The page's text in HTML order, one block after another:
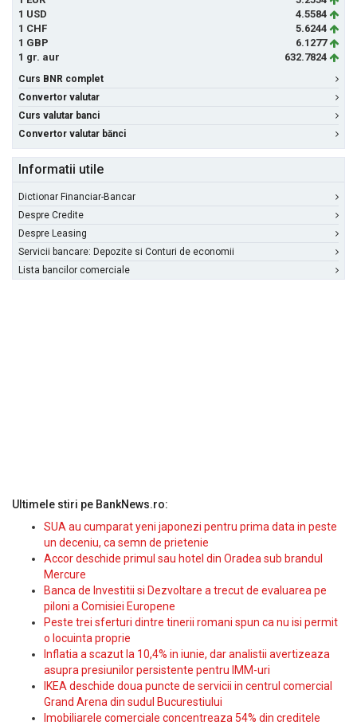
1 USD
4.5584
1 CHF
5.6244
1 GBP
6.1277
1 gr. aur
632.7824
Curs BNR complet
Convertor valutar
Curs valutar banci
Convertor valutar bănci
Informatii utile
Dictionar Financiar-Bancar
Despre Credite
Despre Leasing
Servicii bancare: Depozite si Conturi de economii
Lista bancilor comerciale
Ultimele stiri pe BankNews.ro:
SUA au cumparat yeni japonezi pentru prima data in peste
un deceniu, ca semn de prietenie
Accor deschide primul sau hotel din Oradea sub brandul
Mercure
Banca de Investitii si Dezvoltare a trecut de evaluarea pe
piloni a Comisiei Europene
Peste trei sferturi dintre tinerii romani spun ca nu isi permit
o locuinta proprie
Inflatia a scazut la 10,4% in iunie, dar analistii avertizeaza
asupra presiunilor persistente pentru IMM-uri
IKEA deschide doua puncte de servicii in centrul comercial
Grand Arena din sudul Bucurestiului
Imobiliarele comerciale concentreaza 54% din creditele